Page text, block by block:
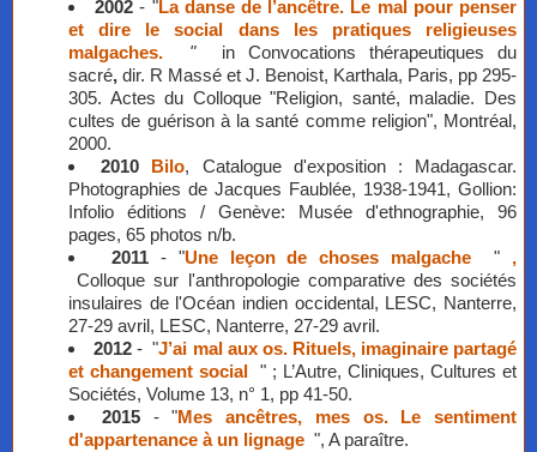
2002- "La danse de l’ancêtre. Le mal pour penser
et dire le social dans les pratiques religieuses
malgaches. " in Convocations thérapeutiques du
sacré, dir. R Massé et J. Benoist, Karthala, Paris, pp 295-
305. Actes du Colloque "Religion, santé, maladie. Des
cultes de guérison à la santé comme religion", Montréal,
2000.
2010 Bilo, Catalogue d'exposition : Madagascar.
Photographies de Jacques Faublée, 1938-1941, Gollion:
Infolio éditions / Genève: Musée d'ethnographie, 96
pages, 65 photos n/b.
2011- "Une leçon de choses malgache" ,
Colloque sur l'anthropologie comparative des sociétés
insulaires de l'Océan indien occidental, LESC, Nanterre,
27-29 avril, LESC, Nanterre, 27-29 avril.
2012- "J’ai mal aux os. Rituels, imaginaire partagé
et changement social " ; L’Autre, Cliniques, Cultures et
Sociétés, Volume 13, n° 1, pp 41-50.
2015 - "Mes ancêtres, mes os. Le sentiment
d'appartenance à un lignage ", A paraître.